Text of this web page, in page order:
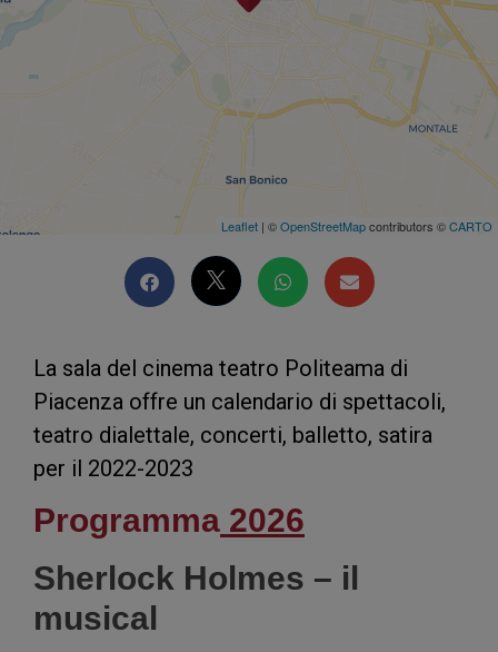
Leaflet | ©OpenStreetMapcontributors ©CARTO
La sala del cinema teatro Politeama di
Piacenza offre un calendario di spettacoli,
teatro dialettale, concerti, balletto, satira
per il 2022-2023
Programma 2026
Sherlock Holmes – il
musical